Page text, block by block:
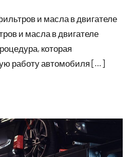
и масла в двигателе
и масла в двигателе
которая
работу автомобиля […]